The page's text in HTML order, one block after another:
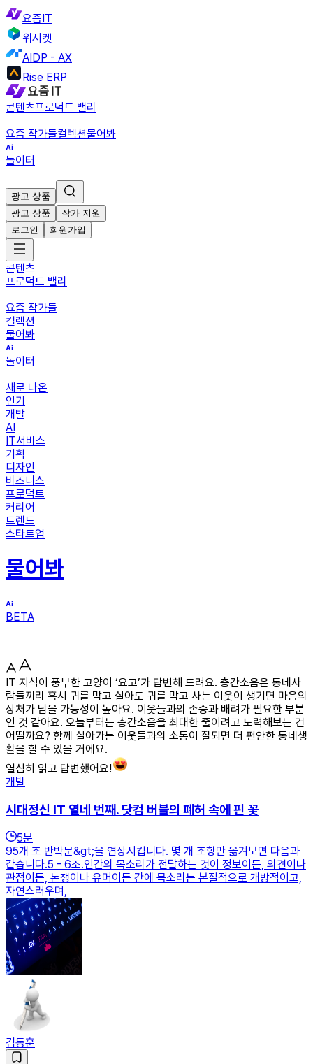
요즘IT
위시켓
AIDP - AX
Rise ERP
콘텐츠프로덕트 밸리
요즘 작가들컬렉션물어봐
놀이터
광고 상품
광고 상품
작가 지원
로그인
회원가입
콘텐츠
프로덕트 밸리
요즘 작가들
컬렉션
물어봐
놀이터
새로 나온
인기
개발
AI
IT서비스
기획
디자인
비즈니스
프로덕트
커리어
트렌드
스타트업
물어봐
BETA
IT 지식이 풍부한 고양이 ‘요고’가 답변해 드려요. 층간소음은 동네사
람들끼리 혹시 귀를 막고 살아도 귀를 막고 사는 이웃이 생기면 마음의
상처가 남을 가능성이 높아요. 이웃들과의 존중과 배려가 필요한 부분
인 것 같아요. 오늘부터는 층간소음을 최대한 줄이려고 노력해보는 건
어떨까요? 함께 살아가는 이웃들과의 소통이 잘되면 더 편안한 동네생
활을 할 수 있을 거에요.
열심히 읽고 답변했어요!
개발
시대정신 IT 열네 번째. 닷컴 버블의 폐허 속에 핀 꽃
5분
95개 조 반박문&gt;을 연상시킵니다. 몇 개 조항만 옮겨보면 다음과
같습니다.5 - 6조.인간의 목소리가 전달하는 것이 정보이든, 의견이나
관점이든, 논쟁이나 유머이든 간에 목소리는 본질적으로 개방적이고,
자연스러우며,
김동훈